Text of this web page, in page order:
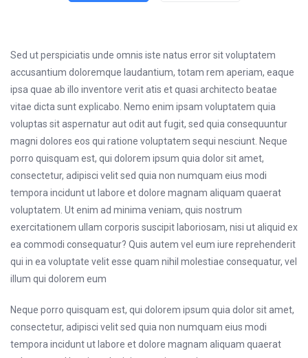
Sed ut perspiciatis unde omnis iste natus error sit voluptatem
accusantium doloremque laudantium, totam rem aperiam, eaque
ipsa quae ab illo inventore verit atis et quasi architecto beatae
vitae dicta sunt explicabo. Nemo enim ipsam voluptatem quia
voluptas sit aspernatur aut odit aut fugit, sed quia consequuntur
magni dolores eos qui ratione voluptatem sequi nesciunt. Neque
porro quisquam est, qui dolorem ipsum quia dolor sit amet,
consectetur, adipisci velit sed quia non numquam eius modi
tempora incidunt ut labore et dolore magnam aliquam quaerat
voluptatem. Ut enim ad minima veniam, quis nostrum
exercitationem ullam corporis suscipit laboriosam, nisi ut aliquid ex
ea commodi consequatur? Quis autem vel eum iure reprehenderit
qui in ea voluptate velit esse quam nihil molestiae consequatur, vel
illum qui dolorem eum
Neque porro quisquam est, qui dolorem ipsum quia dolor sit amet,
consectetur, adipisci velit sed quia non numquam eius modi
tempora incidunt ut labore et dolore magnam aliquam quaerat